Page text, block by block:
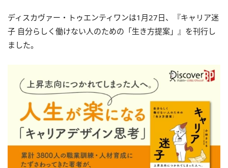
ディスカヴァー・トゥエンティワンは1月27日、『キャリア迷
子 自分らしく働けない人のための「生き方提案」』を刊行し
ました。